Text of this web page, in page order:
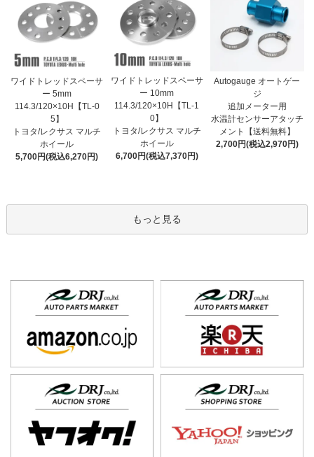
ワイドトレッドスペーサ
ー 5mm
114.3/120×10H【TL-0
5】
トヨタ/レクサス マルチ
ホイール
5,700円(税込6,270円)
ワイドトレッドスペーサ
ー 10mm
114.3/120×10H【TL-1
0】
トヨタ/レクサス マルチ
ホイール
6,700円(税込7,370円)
Autogauge オートゲー
ジ
追加メーター用
水温計センサーアタッチ
メント【送料無料】
2,700円(税込2,970円)
もっと見る